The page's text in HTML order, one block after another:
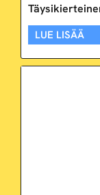
LUE LISÄÄ